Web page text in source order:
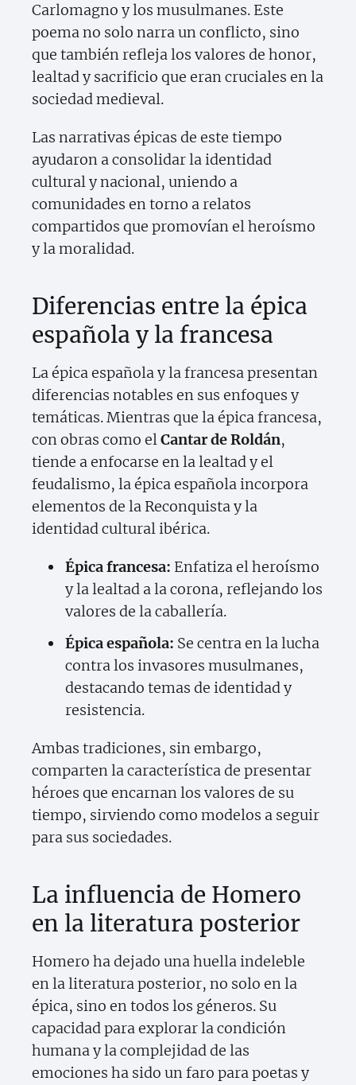
Carlomagno y los musulmanes. Este
poema no solo narra un conflicto, sino
que también refleja los valores de honor,
lealtad y sacrificio que eran cruciales en la
sociedad medieval.
Las narrativas épicas de este tiempo
ayudaron a consolidar la identidad
cultural y nacional, uniendo a
comunidades en torno a relatos
compartidos que promovían el heroísmo
y la moralidad.
Diferencias entre la épica
española y la francesa
La épica española y la francesa presentan
diferencias notables en sus enfoques y
temáticas. Mientras que la épica francesa,
con obras como elCantar de Roldán,
tiende a enfocarse en la lealtad y el
feudalismo, la épica española incorpora
elementos de la Reconquista y la
identidad cultural ibérica.
Épica francesa: Enfatiza el heroísmo
y la lealtad a la corona, reflejando los
valores de la caballería.
Épica española: Se centra en la lucha
contra los invasores musulmanes,
destacando temas de identidad y
resistencia.
Ambas tradiciones, sin embargo,
comparten la característica de presentar
héroes que encarnan los valores de su
tiempo, sirviendo como modelos a seguir
para sus sociedades.
La influencia de Homero
en la literatura posterior
Homero ha dejado una huella indeleble
en la literatura posterior, no solo en la
épica, sino en todos los géneros. Su
capacidad para explorar la condición
humana y la complejidad de las
emociones ha sido un faro para poetas y